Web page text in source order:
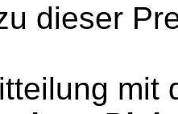
dieser
mit